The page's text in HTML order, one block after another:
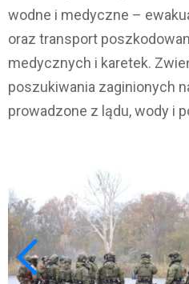
wodne i medyczne –
oraz transport
medycznych i karetek.
poszukiwania zaginionych
prowadzone z lądu, wody i